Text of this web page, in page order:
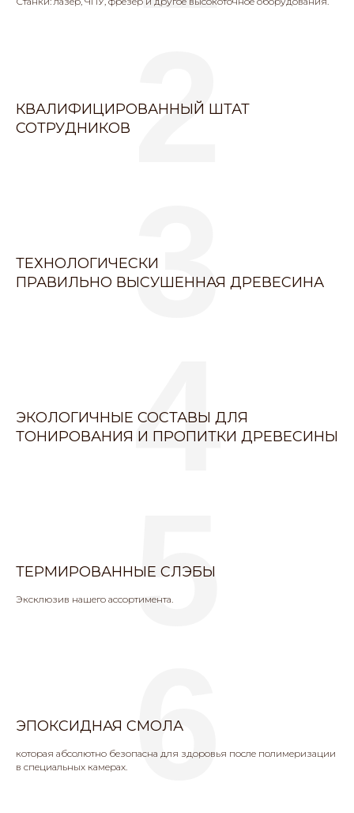
КВАЛИФИЦИРОВАННЫЙ ШТАТ
СОТРУДНИКОВ 2
ТЕХНОЛОГИЧЕСКИ
ПРАВИЛЬНО ВЫСУШЕННАЯ ДРЕВЕСИНА
3
ЭКОЛОГИЧНЫЕ СОСТАВЫ ДЛЯ
ТОНИРОВАНИЯ И ПРОПИТКИ ДРЕВЕСИНЫ
4
ТЕРМИРОВАННЫЕ СЛЭБЫ
Эксклюзив нашего ассортимента.5
ЭПОКСИДНАЯ СМОЛА
которая абсолютно безопасна для здоровья после полимеризации
в специальных камерах.
6